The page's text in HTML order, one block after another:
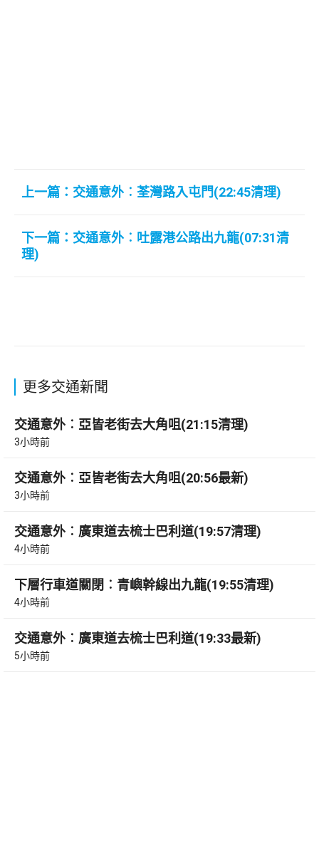
上一篇：交通意外︰荃灣路入屯門(22:45清理)
下一篇：交通意外︰吐露港公路出九龍(07:31清
理)
更多交通新聞
交通意外︰亞皆老街去大角咀(21:15清理)
3小時前
交通意外︰亞皆老街去大角咀(20:56最新)
3小時前
交通意外︰廣東道去梳士巴利道(19:57清理)
4小時前
下層行車道關閉︰青嶼幹線出九龍(19:55清理)
4小時前
交通意外︰廣東道去梳士巴利道(19:33最新)
5小時前